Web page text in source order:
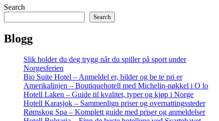
Search
Search
Blogg
Slik holder du deg trygg når du spiller på sport under
Norgesferien
Bio Suite Hotel – Anmeldel er, bilder og be te pri er
Amerikalinjen – Boutiquehotell med Michelin-nøkkel i O lo
Hotell Laken – Guide til kvalitet, typer og kjøp i Norge
Hotell Karasjok – Sammenlign priser og overnattingssteder
Rømskog Spa – Komplett guide med priser og anmeldelser